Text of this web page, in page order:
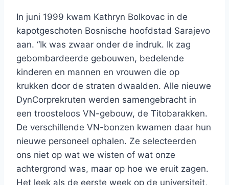
In juni 1999 kwam Kathryn Bolkovac in de
kapotgeschoten Bosnische hoofdstad Sarajevo
aan. “Ik was zwaar onder de indruk. Ik zag
gebombardeerde gebouwen, bedelende
kinderen en mannen en vrouwen die op
krukken door de straten dwaalden. Alle nieuwe
DynCorprekruten werden samengebracht in
een troosteloos VN-gebouw, de Titobarakken.
De verschillende VN-bonzen kwamen daar hun
nieuwe personeel ophalen. Ze selecteerden
ons niet op wat we wisten of wat onze
achtergrond was, maar op hoe we eruit zagen.
Het leek als de eerste week op de universiteit,